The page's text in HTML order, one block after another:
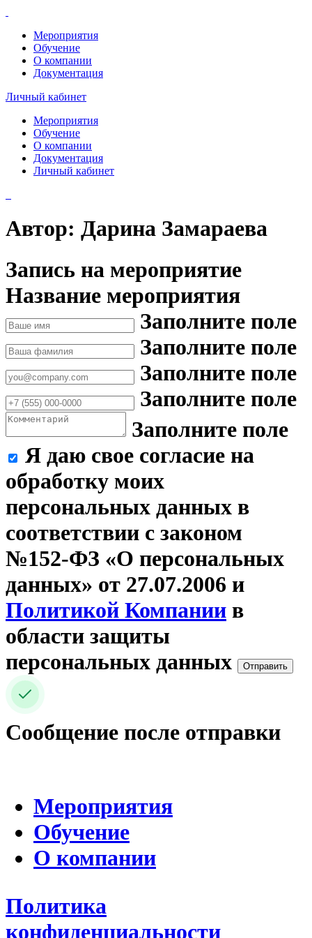
Мероприятия
Обучение
О компании
Документация
Личный кабинет
Мероприятия
Обучение
О компании
Документация
Личный кабинет
Автор: Дарина Замараева
Запись на мероприятие
Название мероприятия
Заполните поле
Заполните поле
Заполните поле
Заполните поле
Заполните поле
Я даю свое согласие на
обработку моих
персональных данных в
соответствии с законом
№152-ФЗ «О персональных
данных» от 27.07.2006 и
Политикой Компании в
области защиты
персональных данных
Отправить
Сообщение после отправки
Мероприятия
Обучение
О компании
Политика
конфиденциальности